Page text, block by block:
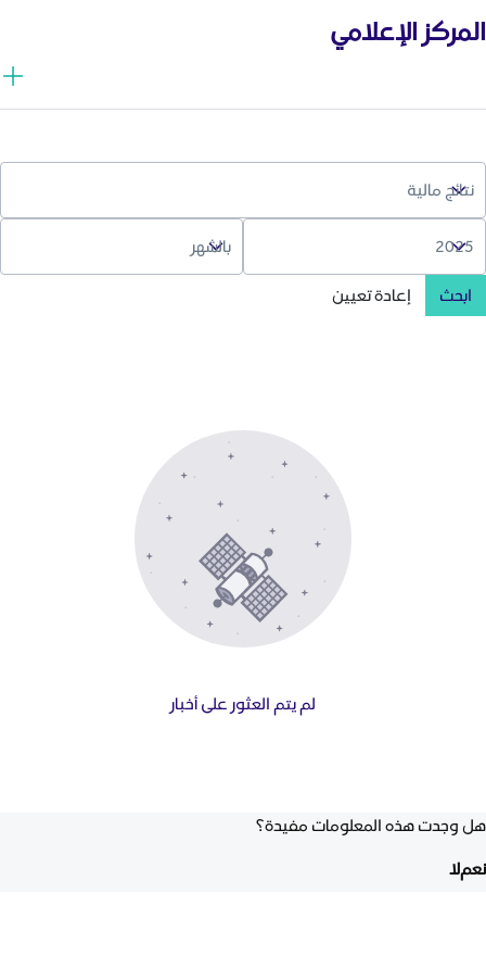
المركز الإعلامي
ابحث إعادة تعيين
لم يتم العثور على أخبار
هل وجدت هذه المعلومات مفيدة؟
نعملا